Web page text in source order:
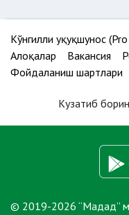
Кўнгилли ҳуқуқшунос
Алоқалар
Вакансия
Фойдаланиш шартлари
Кузатиб
© 2019-2026 “Мадад”